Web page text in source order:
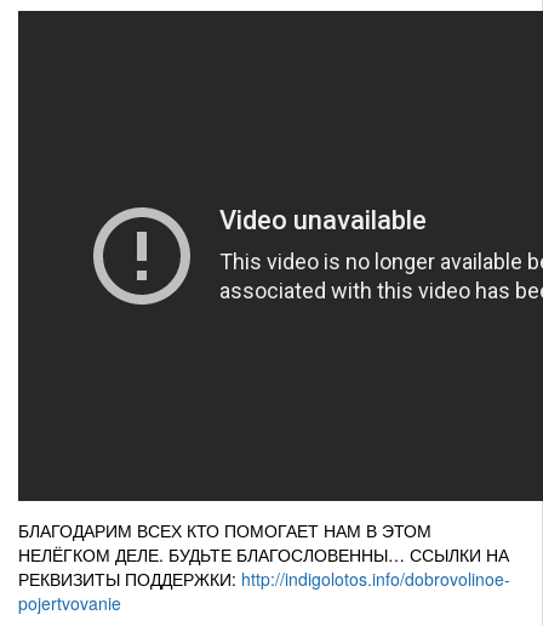
БЛАГОДАРИМ ВСЕХ КТО ПОМОГАЕТ НАМ В ЭТОМ
НЕЛЁГКОМ ДЕЛЕ. БУДЬТЕ БЛАГОСЛОВЕННЫ… ССЫЛКИ НА
РЕКВИЗИТЫ ПОДДЕРЖКИ: http://indigolotos.info/dobrovolinoe-
pojertvovanie